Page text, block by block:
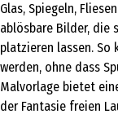
Glas, Spiegeln,
ablösbare Bilder, die
platzieren lassen. So
werden, ohne dass
Malvorlage bietet
der Fantasie freien